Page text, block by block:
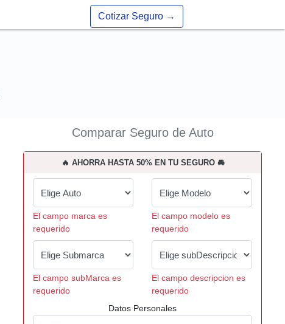
Cotizar Seguro →
Comparar Seguro de Auto
🔥 AHORRA HASTA 50% EN TU SEGURO 🚘
El campo marca es
requerido
El campo modelo es
requerido
El campo subMarca es
requerido
El campo descripcion es
requerido
Datos Personales